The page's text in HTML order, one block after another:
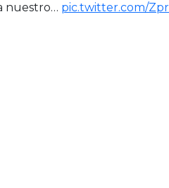
nuestro… pic.twitter.com/